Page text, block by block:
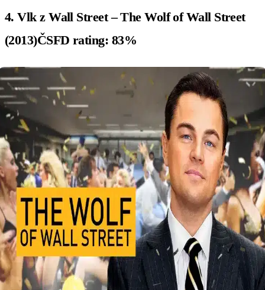
4. Vlk z Wall Street – The Wolf of Wall Street
(2013)ČSFD rating: 83%